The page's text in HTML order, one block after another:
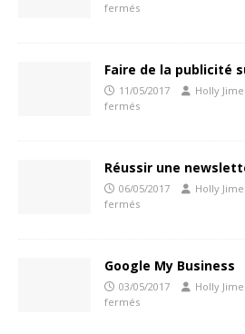
fermés
Faire de la publicité
11/05/2017 Holly
fermés
Réussir une
06/05/2017 Holly
fermés
Google My Business
03/05/2017 Holly
fermés